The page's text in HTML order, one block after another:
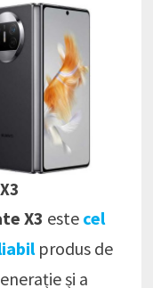
X3 este cel
produs de
și a